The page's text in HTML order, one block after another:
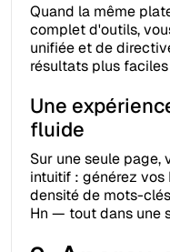
Quand la même
complet d'outils,
unifiée et de
résultats plus
Une
fluide
Sur une seule
intuitif : générez
densité de mots-
Hn — tout dans une